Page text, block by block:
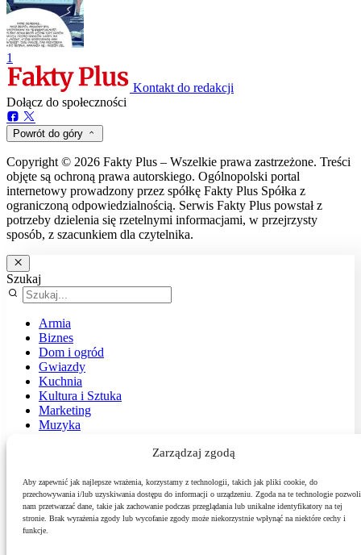
Zarządzaj zgodą
Aby zapewnić jak najlepsze wrażenia, korzystamy z technologii, takich jak pliki cookie, do
przechowywania i/lub uzyskiwania dostępu do informacji o urządzeniu. Zgoda na te technologie pozwoli
nam przetwarzać dane, takie jak zachowanie podczas przeglądania lub unikalne identyfikatory na tej
stronie. Brak wyrażenia zgody lub wycofanie zgody może niekorzystnie wpłynąć na niektóre cechy i
funkcje.
1
Kontakt do redakcji
Dołącz do społeczności
Powrót do góry
Copyright © 2026 Fakty Plus – Wszelkie prawa zastrzeżone. Treści
objęte są ochroną prawa autorskiego. Ogólnopolski portal
internetowy prowadzony przez spółkę Fakty Plus Spółka z
ograniczoną odpowiedzialnością. Serwis Fakty Plus powstał z
potrzeby dzielenia się rzetelnymi informacjami, w przejrzysty
sposób, z szacunkiem dla czytelnika.
Szukaj
Armia
Biznes
Dom i ogród
Gwiazdy
Kuchnia
Kultura i Sztuka
Marketing
Muzyka
Polityka
Sport
Środowisko
Styl